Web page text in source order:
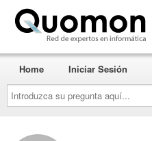
Introduzca
su
pregunta
aquí...
Home Iniciar Sesión